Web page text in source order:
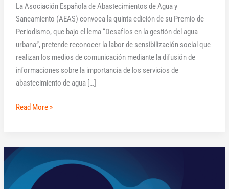
La Asociación Española de Abastecimientos de Agua y
Saneamiento (AEAS) convoca la quinta edición de su Premio de
Periodismo, que bajo el lema “Desafíos en la gestión del agua
urbana”, pretende reconocer la labor de sensibilización social que
realizan los medios de comunicación mediante la difusión de
informaciones sobre la importancia de los servicios de
abastecimiento de agua […]
Read More »
Primera
Edición
de